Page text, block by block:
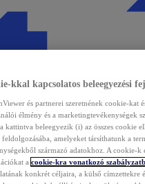
kkal kapcsolatos beleegyezési
és partnerei szeretnének cookie-kat
élmény és a marketingtevékenységek
kattintva beleegyezik (i) az összes cookie
feldolgozásába, amelyeket társíthatunk a
származó adatokhoz. A cookie-k
a cookie-kra vonatkozó
konkrét céljaira, a külső címzettekre